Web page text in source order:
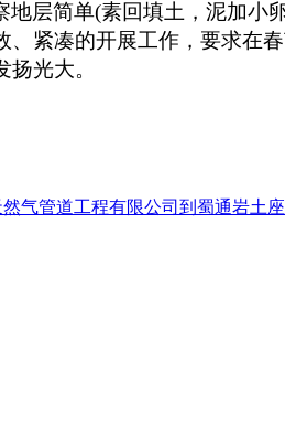
地层简单(素回填土，泥加小
紧凑的开展工作，要求在
光大。
气管道工程有限公司到蜀通岩土